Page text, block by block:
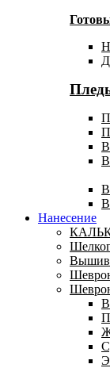
Нанесение